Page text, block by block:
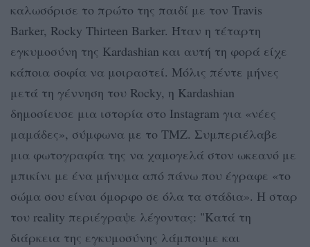
καλωσόρισε το πρώτο της παιδί με τον Travis
Barker, Rocky Thirteen Barker. Ήταν η τέταρτη
εγκυμοσύνη της Kardashian και αυτή τη φορά είχε
κάποια σοφία να μοιραστεί. Μόλις πέντε μήνες
μετά τη γέννηση του Rocky, η Kardashian
δημοσίευσε μια ιστορία στο Instagram για «νέες
μαμάδες», σύμφωνα με το TMZ. Συμπεριέλαβε
μια φωτογραφία της να χαμογελά στον ωκεανό με
μπικίνι με ένα μήνυμα από πάνω που έγραφε «το
σώμα σου είναι όμορφο σε όλα τα στάδια». Η σταρ
του reality περιέγραψε λέγοντας: "Κατά τη
διάρκεια της εγκυμοσύνης λάμπουμε και